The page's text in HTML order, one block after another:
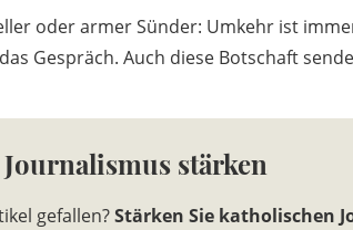
oder armer Sünder: Umkehr ist
Gespräch. Auch diese Botschaft
stärken
gefallen?Stärken Sie katholischen